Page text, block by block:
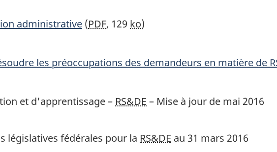
administrative (PDF, 129 ko)
les préoccupations des demandeurs en matière de
et d'apprentissage – RS&DE – Mise à jour de mai 2016
législatives fédérales pour la RS&DE au 31 mars 2016